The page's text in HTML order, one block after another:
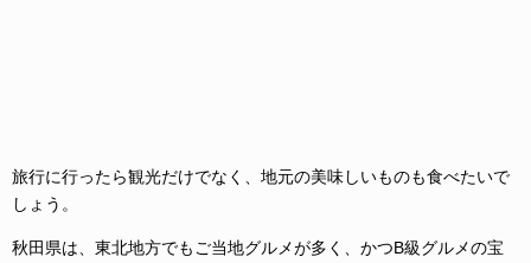
旅行に行ったら観光だけでなく、地元の美味しいものも食べたいで
しょう。
秋田県は、東北地方でもご当地グルメが多く、かつB級グルメの宝